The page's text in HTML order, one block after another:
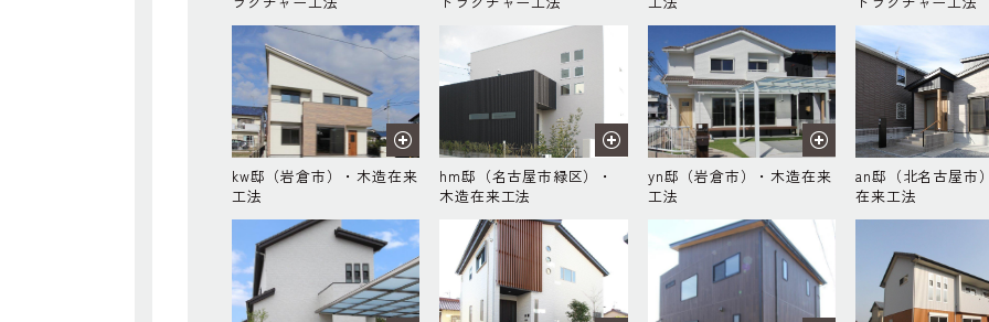
kw邸（岩倉市）・木造在来
工法
hm邸（名古屋市緑区）・
木造在来工法
yn邸（岩倉市）・木造在来
工法
an邸（北名古屋市
在来工法